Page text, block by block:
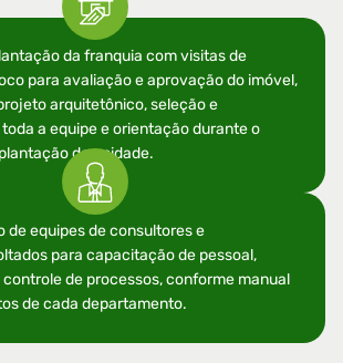
da franquia com visitas de
para avaliação e aprovação do imóvel,
arquitetônico, seleção e
a equipe e orientação durante o
da unidade.
de equipes de consultores e
para capacitação de pessoal,
de processos, conforme manual
de cada departamento.